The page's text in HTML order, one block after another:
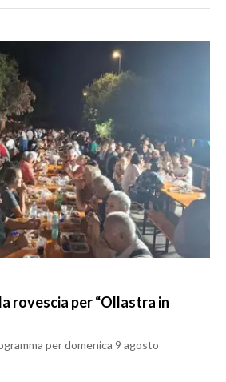
rovescia per “Ollastra in
per domenica 9 agosto